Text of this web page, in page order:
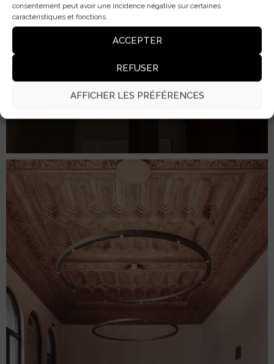
consentement peut avoir une incidence négative sur certaines
caractéristiques et fonctions.
ACCEPTER
REFUSER
AFFICHER LES PRÉFÉRENCES